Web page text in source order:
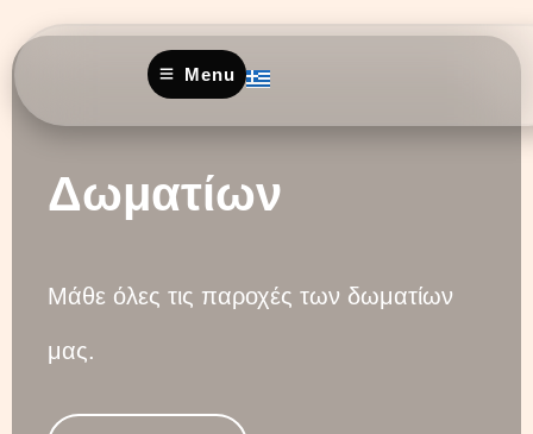
Menu
Δωματίων
Μάθε όλες τις παροχές των δωματίων
μας.